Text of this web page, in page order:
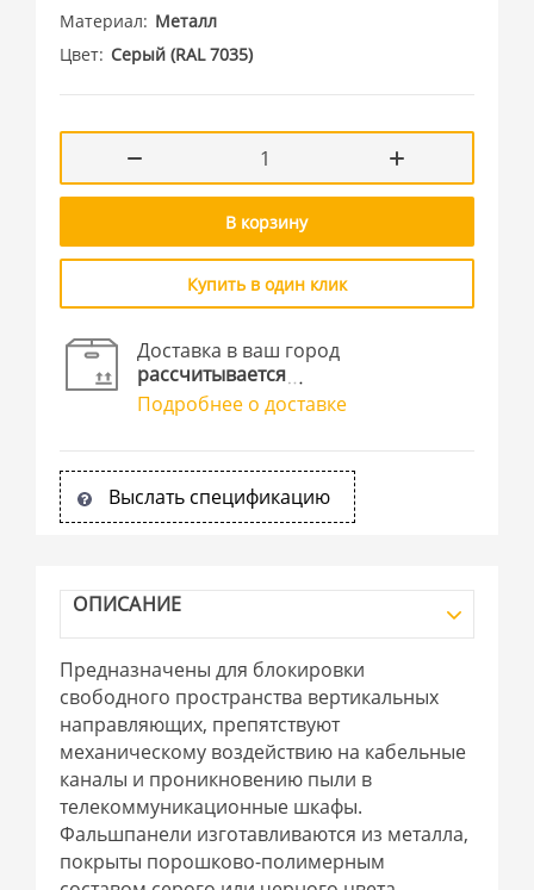
Материал
Металл
Цвет Cерый (RAL 7035)
В корзину
Купить в один клик
Доставка в ваш город
рассчитывается
Подробнее о доставке
Выслать спецификацию
ОПИСАНИЕ
Предназначены для блокировки
свободного пространства вертикальных
направляющих, препятствуют
механическому воздействию на кабельные
каналы и проникновению пыли в
телекоммуникационные шкафы.
Фальшпанели изготавливаются из металла,
покрыты порошково-полимерным